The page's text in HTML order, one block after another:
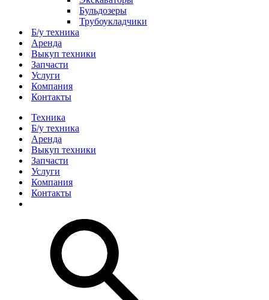
Бульдозеры
Трубоукладчики
Б/у техника
Аренда
Выкуп техники
Запчасти
Услуги
Компания
Контакты
Техника
Б/у техника
Аренда
Выкуп техники
Запчасти
Услуги
Компания
Контакты